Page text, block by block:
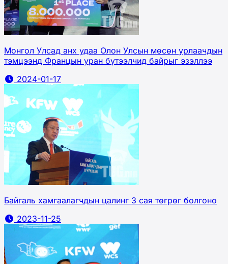
Монгол Улсад анх удаа Олон Улсын мөсөн урлаачдын
тэмцээнд Францын уран бүтээлчид байрыг эзэллээ
2024-01-17
Байгаль хамгаалагчдын цалинг 3 сая төгрөг болгоно
2023-11-25